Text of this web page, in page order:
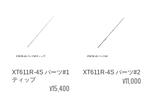
XT611R-4S パーツ#1
ティップ
¥15,400
XT611R-4S パーツ#2
¥11,000